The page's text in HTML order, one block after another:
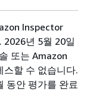
Inspector
2026년 5월 20일
또는 Amazon
할 수 없습니다.
동안 평가를 완료